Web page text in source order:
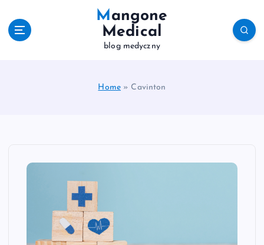
Mangone
Medical
blog medyczny
Home » Cavinton